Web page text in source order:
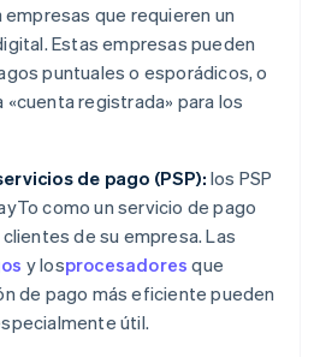
que requieren un
Estas empresas pueden
puntuales o esporádicos, o
«cuenta registrada» para los
de pago (PSP): los PSP
como un servicio de pago
de su empresa. Las
y losprocesadores que
de pago más eficiente pueden
útil.